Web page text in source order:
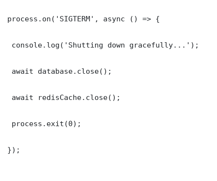
process.on('SIGTERM', async () => {
console.log('Shutting down gracefully...');
await database.close();
await redisCache.close();
process.exit(0);
});